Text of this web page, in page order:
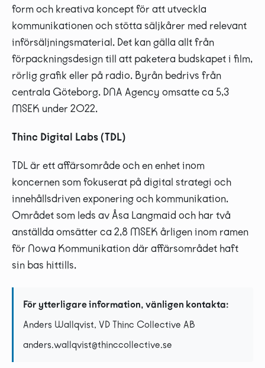
form och kreativa koncept för att utveckla
kommunikationen och stötta säljkårer med relevant
införsäljningsmaterial. Det kan gälla allt från
förpackningsdesign till att paketera budskapet i film,
rörlig grafik eller på radio. Byrån bedrivs från
centrala Göteborg. DNA Agency omsatte ca 5,3
MSEK under 2022.
Thinc Digital Labs (TDL)
TDL är ett affärsområde och en enhet inom
koncernen som fokuserat på digital strategi och
innehållsdriven exponering och kommunikation.
Området som leds av Åsa Langmaid och har två
anställda omsätter ca 2,8 MSEK årligen inom ramen
för Nowa Kommunikation där affärsområdet haft
sin bas hittills.
För ytterligare information, vänligen kontakta:
Anders Wallqvist, VD Thinc Collective AB
anders.wallqvist@thinccollective.se